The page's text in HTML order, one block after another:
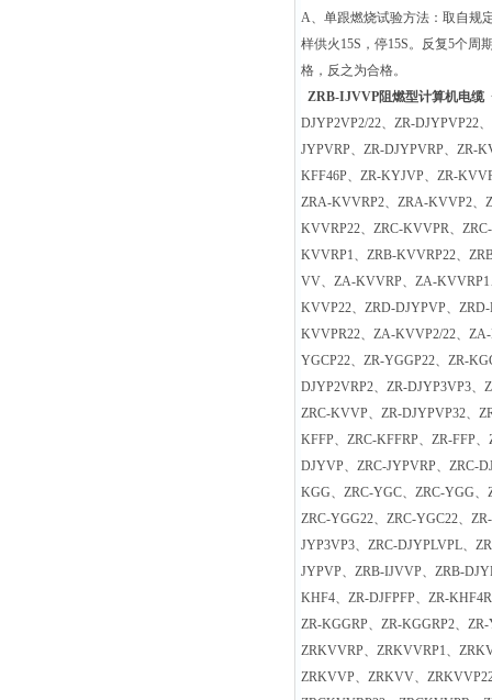
A、单跟燃烧试验方法：取自规
样供火15S，停15S。反复5个周
格，反之为合格。
ZRB-IJVVP阻燃型计算机电缆
DJYP2VP2/22、ZR-DJYPVP22
JYPVRP、ZR-DJYPVRP、ZR-
KFF46P、ZR-KYJVP、ZR-
ZRA-KVVRP2、ZRA-KVVP2、
KVVRP22、ZRC-KVVPR、
KVVRP1、ZRB-KVVRP22、
VV、ZA-KVVRP、ZA-
KVVP22、ZRD-DJYPVP、
KVVPR22、ZA-KVVP2/22、
YGCP22、ZR-YGGP22、ZR-
DJYP2VRP2、ZR-DJYP3VP3、
ZRC-KVVP、ZR-DJYPVP32、
KFFP、ZRC-KFFRP、ZR-FFP
DJYVP、ZRC-JYPVRP、ZRC-
KGG、ZRC-YGC、ZRC-YGG、
ZRC-YGG22、ZRC-YGC22、
JYP3VP3、ZRC-DJYPLVPL、
JYPVP、ZRB-IJVVP、ZRB-
KHF4、ZR-DJFPFP、ZR-
ZR-KGGRP、ZR-KGGRP2、
ZRKVVRP、ZRKVVRP1、
ZRKVVP、ZRKVV、